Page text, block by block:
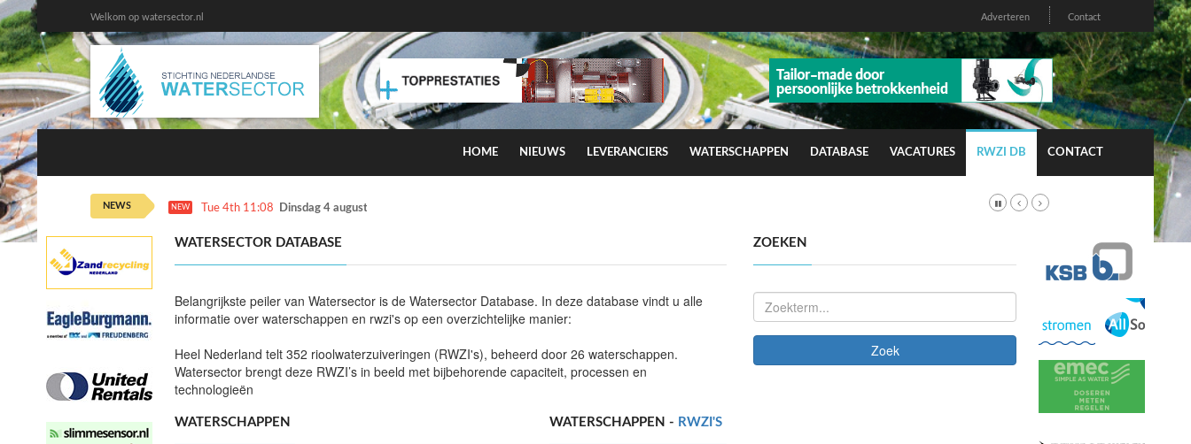
Welkom op watersector.nl Adverteren Contact
HOME NIEUWS LEVERANCIERS WATERSCHAPPEN DATABASE VACATURES RWZI DB CONTACT
NEWS NEW Tue 4th 11:08 Dinsdag 4 augustus kans op smog door ozon
WATERSECTOR DATABASE
Belangrijkste peiler van Watersector is de Watersector Database. In deze database vindt u alle
informatie over waterschappen en rwzi's op een overzichtelijke manier:
Heel Nederland telt 352 rioolwaterzuiveringen (RWZI's), beheerd door 26 waterschappen.
Watersector brengt deze RWZI’s in beeld met bijbehorende capaciteit, processen en
technologieën
WATERSCHAPPEN WATERSCHAPPEN - RWZI'S
ZOEKEN